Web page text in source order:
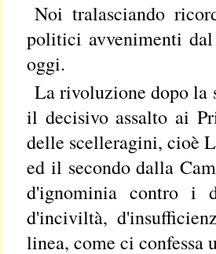
Noi tralasciando
politici avvenimenti
oggi.
La rivoluzione dopo la
il decisivo assalto ai
delle scelleragini, cioè
ed il secondo dalla
d'ignominia contro i
d'inciviltà,
linea, come ci confessa